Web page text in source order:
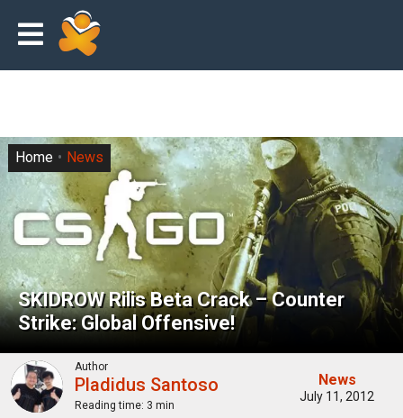
SKIDROW Rilis Beta Crack – Counter
Strike: Global Offensive!
Home News
Author
Pladidus Santoso
Reading time: 3 min
News
July 11, 2012